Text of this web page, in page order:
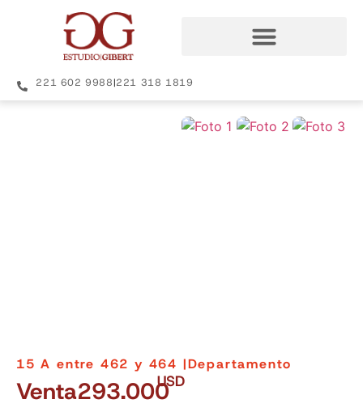
221 602 9988|221 318 1819
15 A entre 462 y 464 |Departamento
Venta293.000USD